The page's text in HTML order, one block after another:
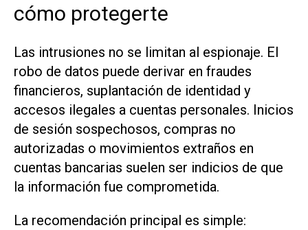
cómo protegerte
Las intrusiones no se limitan al espionaje. El
robo de datos puede derivar en fraudes
financieros, suplantación de identidad y
accesos ilegales a cuentas personales. Inicios
de sesión sospechosos, compras no
autorizadas o movimientos extraños en
cuentas bancarias suelen ser indicios de que
la información fue comprometida.
La recomendación principal es simple: